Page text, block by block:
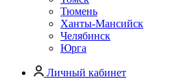
Тюмень
Ханты-Мансийск
Челябинск
Юрга
Личный кабинет